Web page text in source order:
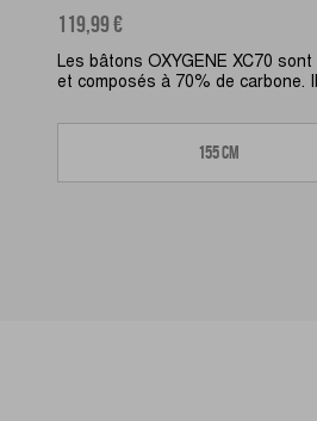
Prix
119,99 €
Les bâtons OXYGENE XC70
et composés à 70% de carbone.